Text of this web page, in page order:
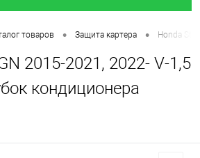
товаров • Защита картера • Honda
2015-2021, 2022- V-1,5
кондиционера